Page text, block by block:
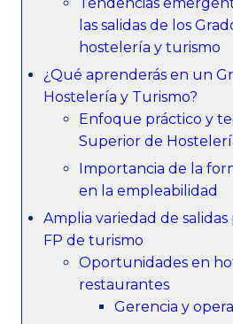
las salidas de los
hostelería y turismo
¿Qué aprenderás en un
Hostelería y Turismo?
Enfoque práctico y
Superior de
Importancia de la
en la empleabilidad
Amplia variedad de
FP de turismo
Oportunidades en
restaurantes
Gerencia y